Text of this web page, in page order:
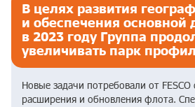
В целях развития
и обеспечения основной
в 2023 году Группа
увеличивать парк
Новые задачи потребовали от FESCO
расширения и обновления флота.